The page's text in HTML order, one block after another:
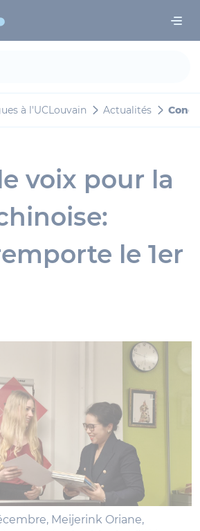
à l'UCLouvain Actualités
voix pour la
le 1er
Meijerink Oriane,